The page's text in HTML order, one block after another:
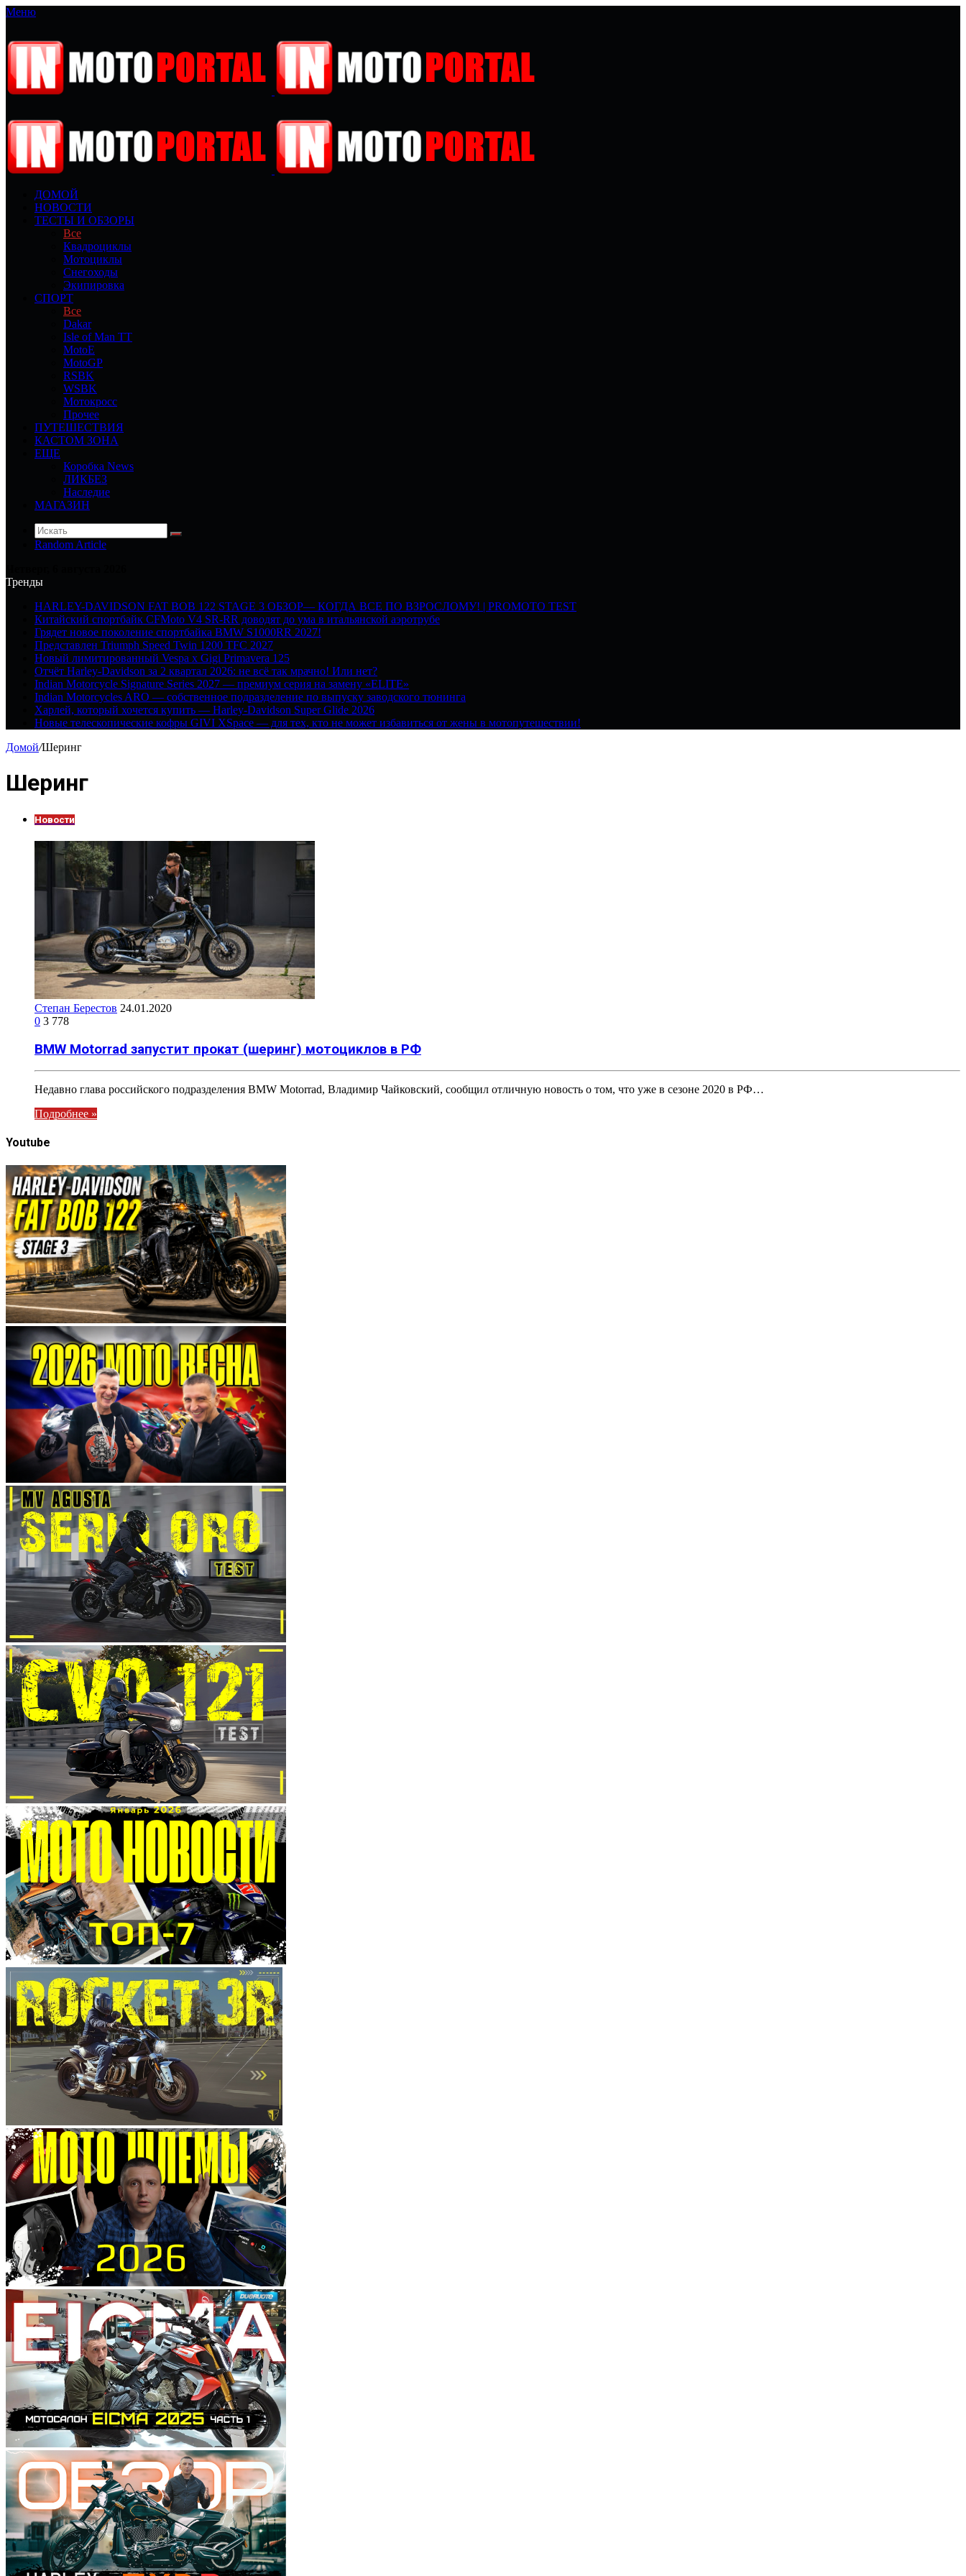
Меню
ДОМОЙ
НОВОСТИ
ТЕСТЫ И ОБЗОРЫ
Все
Квадроциклы
Мотоциклы
Снегоходы
Экипировка
СПОРТ
Все
Dakar
Isle of Man TT
MotoE
MotoGP
RSBK
WSBK
Мотокросс
Прочее
ПУТЕШЕСТВИЯ
КАСТОМ ЗОНА
ЕЩЕ
Коробка News
ЛИКБЕЗ
Наследие
МАГАЗИН
Random Article
Тренды
HARLEY-DAVIDSON FAT BOB 122 STAGE 3 ОБЗОР— КОГДА ВСЕ ПО ВЗРОСЛОМУ! | PROMOTO TEST
Китайский спортбайк CFMoto V4 SR-RR доводят до ума в итальянской аэротрубе
Грядет новое поколение спортбайка BMW S1000RR 2027!
Представлен Triumph Speed Twin 1200 TFC 2027
Новый лимитированный Vespa x Gigi Primavera 125
Отчёт Harley-Davidson за 2 квартал 2026: не всё так мрачно! Или нет?
Indian Motorcycle Signature Series 2027 — премиум серия на замену «ELITE»
Indian Motorcycles ARO — собственное подразделение по выпуску заводского тюнинга
Харлей, который хочется купить — Harley-Davidson Super Glide 2026
Новые телескопические кофры GIVI XSpace — для тех, кто не может избавиться от жены в мотопутешествии!
Домой/Шеринг
Шеринг
Новости
Степан Берестов 24.01.2020
0 3 778
BMW Motorrad запустит прокат (шеринг) мотоциклов в РФ
Недавно глава российского подразделения BMW Motorrad, Владимир Чайковский, сообщил отличную новость о том, что уже в сезоне 2020 в РФ…
Подробнее »
Youtube